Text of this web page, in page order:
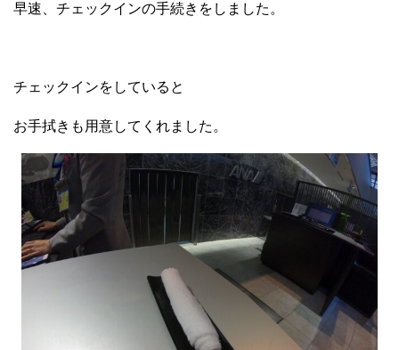
早速、チェックインの手続きをしました。
チェックインをしていると
お手拭きも用意してくれました。